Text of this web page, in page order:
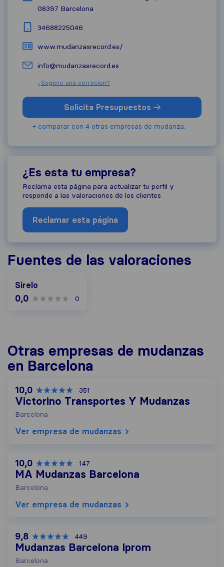
08397 Barcelona
34688225046
www.mudanzasrecord.es/
info@mudanzasrecord.es
¿Sugiere una correcion?
Solicita Presupuestos
+ comparar con 4 otras empresas de mudanza.
¿Es esta tu empresa?
Reclama esta página para actualizar tu perfil y
responde a las valoraciones de los clientes
Reclamar esta página
Fuentes de las valoraciones
Sirelo
0,0 0
Otras empresas de mudanzas
en Barcelona
10,0 351
Victorino Transportes Y Mudanzas
Barcelona
Ver empresa de mudanzas
10,0 147
MA Mudanzas Barcelona
Barcelona
Ver empresa de mudanzas
9,8 449
Mudanzas Barcelona Iprom
Barcelona